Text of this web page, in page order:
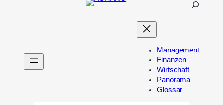
n
Management
Finanzen
Wirtschaft
Panorama
Glossar